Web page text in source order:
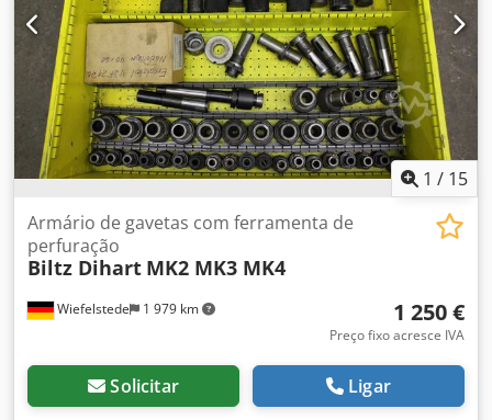
1 / 15
Wiefelstede 1 979 km
Armário de gavetas com ferramenta de
perfuração
Biltz Dihart MK2 MK3 MK4
1 250 €
Preço fixo acresce IVA
Solicitar Ligar